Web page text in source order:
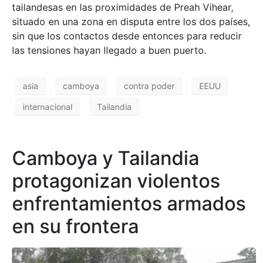
tailandesas en las proximidades de Preah Vihear,
situado en una zona en disputa entre los dos países,
sin que los contactos desde entonces para reducir
las tensiones hayan llegado a buen puerto.
asia camboya contra poder EEUU
internacional Tailandia
Camboya y Tailandia
protagonizan violentos
enfrentamientos armados
en su frontera